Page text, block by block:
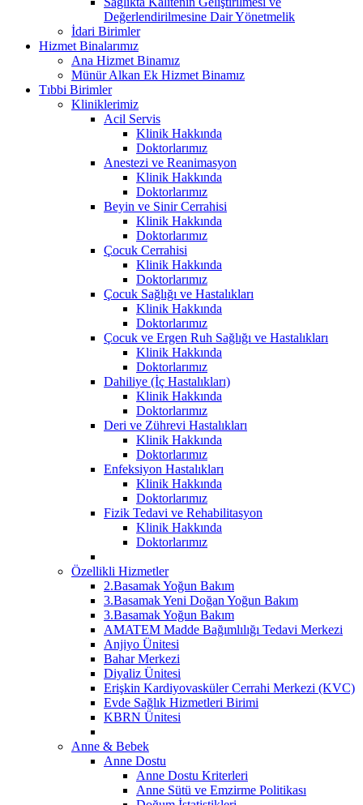
Değerlendirilmesine Dair Yönetmelik
İdari Birimler
Hizmet Binalarımız
Ana Hizmet Binamız
Münür Alkan Ek Hizmet Binamız
Tıbbi Birimler
Kliniklerimiz
Acil Servis
Klinik Hakkında
Doktorlarımız
Anestezi ve Reanimasyon
Klinik Hakkında
Doktorlarımız
Beyin ve Sinir Cerrahisi
Klinik Hakkında
Doktorlarımız
Çocuk Cerrahisi
Klinik Hakkında
Doktorlarımız
Çocuk Sağlığı ve Hastalıkları
Klinik Hakkında
Doktorlarımız
Çocuk ve Ergen Ruh Sağlığı ve Hastalıkları
Klinik Hakkında
Doktorlarımız
Dahiliye (İç Hastalıkları)
Klinik Hakkında
Doktorlarımız
Deri ve Zührevi Hastalıkları
Klinik Hakkında
Doktorlarımız
Enfeksiyon Hastalıkları
Klinik Hakkında
Doktorlarımız
Fizik Tedavi ve Rehabilitasyon
Klinik Hakkında
Doktorlarımız
Özellikli Hizmetler
2.Basamak Yoğun Bakım
3.Basamak Yeni Doğan Yoğun Bakım
3.Basamak Yoğun Bakım
AMATEM Madde Bağımlılığı Tedavi Merkezi
Anjiyo Ünitesi
Bahar Merkezi
Diyaliz Ünitesi
Erişkin Kardiyovasküler Cerrahi Merkezi (KVC)
Evde Sağlık Hizmetleri Birimi
KBRN Ünitesi
Anne & Bebek
Anne Dostu
Anne Dostu Kriterleri
Anne Sütü ve Emzirme Politikası